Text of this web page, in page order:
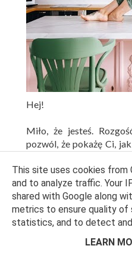
Hej!
Miło, że jesteś.
pozwól, że pokażę Ci,
szczypta polotu, chęć
luźniejsza guma w
Aha, najpierw
pieniędzy za zaplute
bywa zabawnie. Tak
This site uses cookies
and to analyze traffic. Your
shared with Google along
metrics to ensure quality of
statistics, and to detect and
LEARN